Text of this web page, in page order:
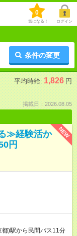
0
気になる！ ログイン
条件の変更
平均時給: 1,826 円
掲載日：2026.08.05
NEW
≫経験活か
円
都)駅から民間バス11分